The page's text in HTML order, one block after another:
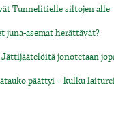
Tunnelitielle siltojen alle
juna-asemat herättävät?
jonotetaan
päättyi – kulku